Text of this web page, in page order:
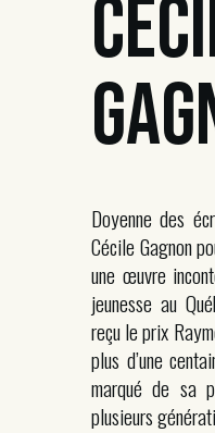
Doyenne des
Cécile Gagnon
une œuvre
jeunesse au
reçu le prix
plus d’une
marqué de sa
plusieurs